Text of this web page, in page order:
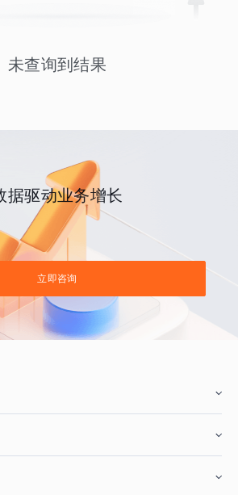
未查询到结果
据驱动业务增长
立即咨询